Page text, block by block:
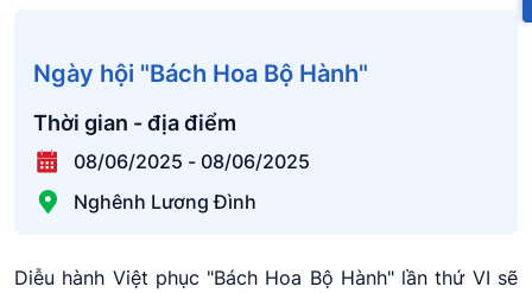
Ngày hội "Bách Hoa Bộ Hành"
Thời gian - địa điểm
08/06/2025 - 08/06/2025
Nghênh Lương Đình
Diễu hành Việt phục "Bách Hoa Bộ Hành" lần thứ VI sẽ